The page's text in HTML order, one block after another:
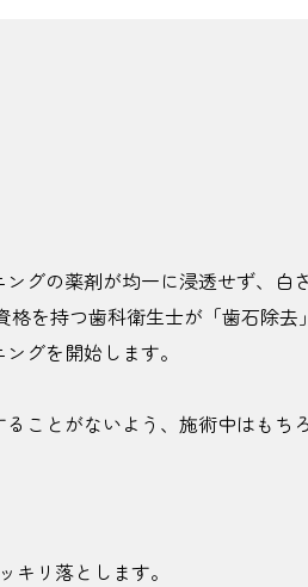
グの薬剤が均一に浸透せず、白
を持つ歯科衛生士が「歯石除去」
グを開始します。
ことがないよう、施術中はもち
リ落とします。